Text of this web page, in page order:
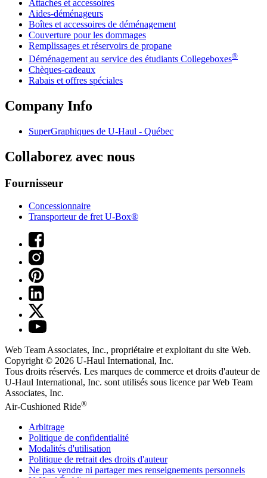
Attaches et accessoires
Aides-déménageurs
Boîtes et accessoires de déménagement
Couverture pour les dommages
Remplissages et réservoirs de propane
Déménagement au service des étudiants Collegeboxes®
Chèques-cadeaux
Rabais et offres spéciales
Company Info
SuperGraphiques de U-Haul - Québec
Collaborez avec nous
Fournisseur
Concessionnaire
Transporteur de fret U-Box®
Web Team Associates, Inc., propriétaire et exploitant du site Web.
Copyright © 2026 U-Haul International, Inc.
Tous droits réservés. Les marques de commerce et droits d'auteur de
U-Haul International, Inc. sont utilisés sous licence par Web Team
Associates, Inc.
Air-Cushioned Ride®
Arbitrage
Politique de confidentialité
Modalités d'utilisation
Politique de retrait des droits d'auteur
Ne pas vendre ni partager mes renseignements personnels